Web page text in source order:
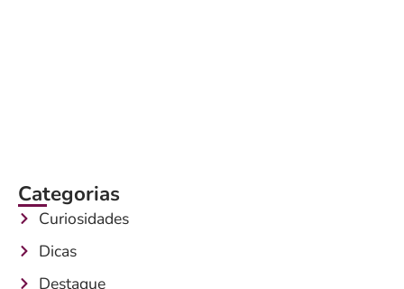
Categorias
Curiosidades
Dicas
Destaque